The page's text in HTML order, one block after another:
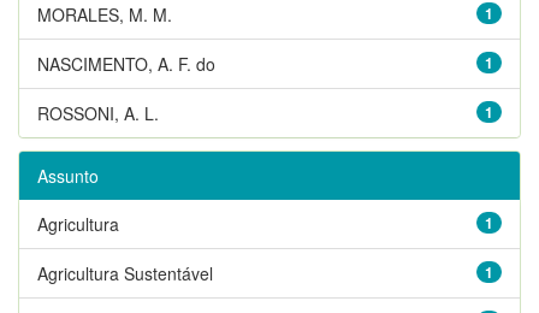
1
MORALES, M. M.
1
NASCIMENTO, A. F. do
1
ROSSONI, A. L.
Assunto
1
Agricultura
1
Agricultura Sustentável